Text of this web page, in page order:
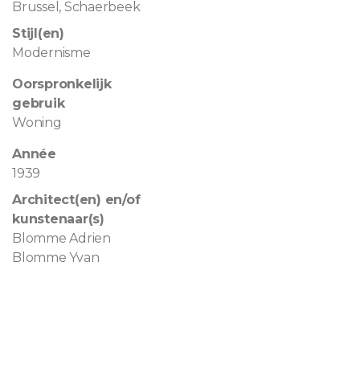
Brussel, Schaerbeek
Stijl(en)
Modernisme
Oorspronkelijk
gebruik
Woning
Année
1939
Architect(en) en/of
kunstenaar(s)
Blomme Adrien
Blomme Yvan